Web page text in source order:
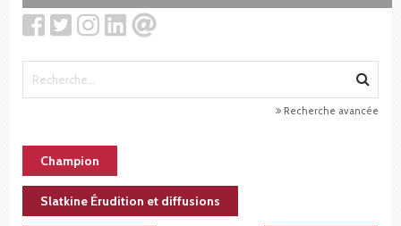
Recherche avancée
Champion
Slatkine Érudition et diffusions